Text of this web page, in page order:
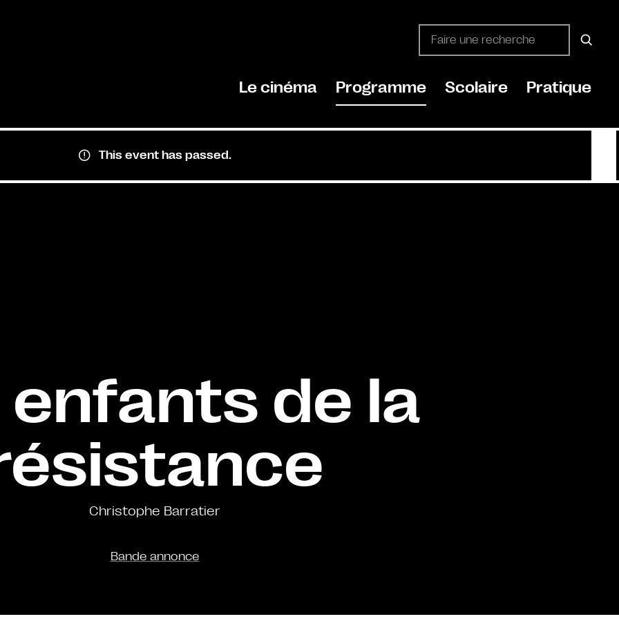
Le cinéma Programme Scolaire Pratique
This event has passed.
enfants de la
Christophe Barratier
Bande annonce